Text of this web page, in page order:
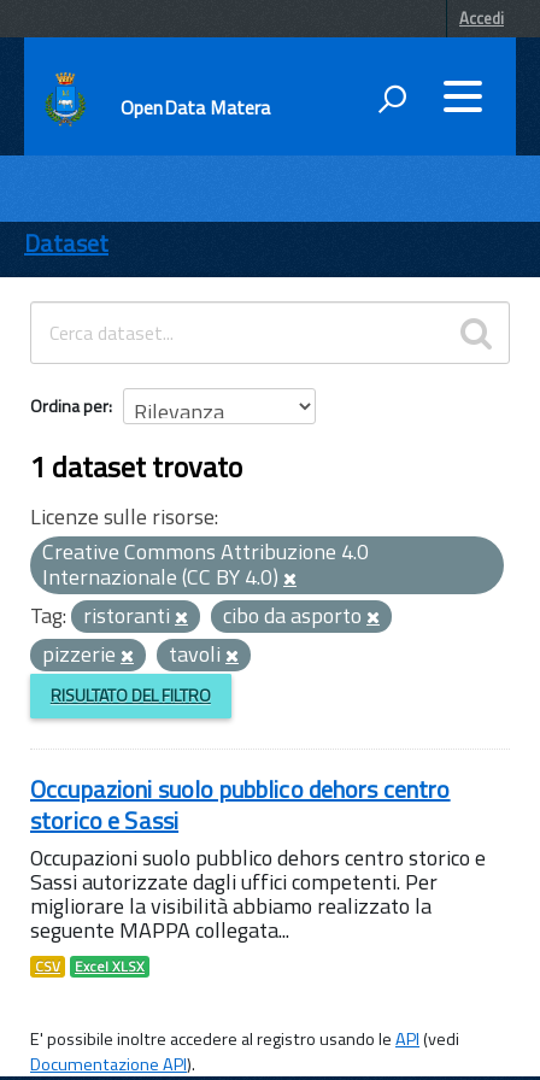
Accedi
OpenData Matera
ENTI
TEMI
INFORMAZIONI
Dataset
Ordina per
1 dataset trovato
Licenze sulle risorse:
Creative Commons Attribuzione 4.0
Internazionale (CC BY 4.0)
Tag: ristoranti
cibo da asporto
pizzerie
tavoli
RISULTATO DEL FILTRO
Occupazioni suolo pubblico dehors centro
storico e Sassi
Occupazioni suolo pubblico dehors centro storico e
Sassi autorizzate dagli uffici competenti. Per
migliorare la visibilità abbiamo realizzato la
seguente MAPPA collegata...
CSV Excel XLSX
E' possibile inoltre accedere al registro usando leAPI(vedi
Documentazione API).